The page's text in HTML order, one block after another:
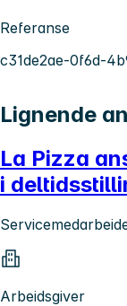
Referanse
c31de2ae-0f6d-
Lignende
La Pizza
i
Arbeidsgiver